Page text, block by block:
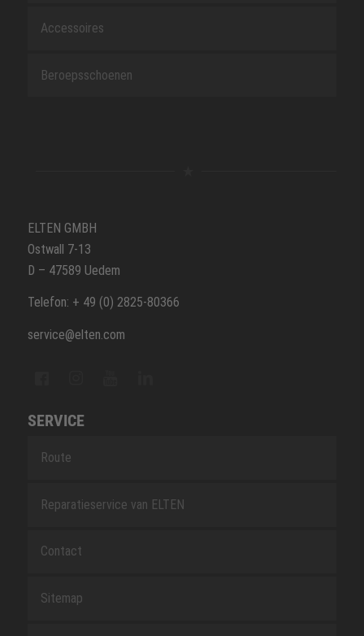
Accessoires
Beroepsschoenen
ELTEN GMBH
Ostwall 7-13
D – 47589 Uedem
Telefon: + 49 (0) 2825-80366
service@elten.com
SERVICE
Route
Reparatieservice van ELTEN
Contact
Sitemap